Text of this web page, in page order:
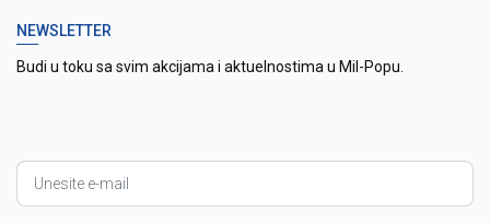
NEWSLETTER
Budi u toku sa svim akcijama i aktuelnostima u Mil-Popu.